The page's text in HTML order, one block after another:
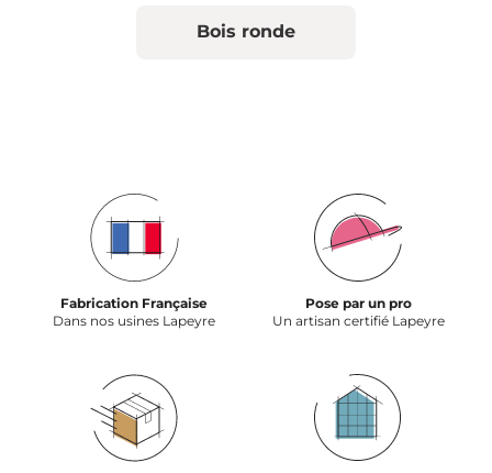
Bois ronde
Fabrication Française
Dans nos usines Lapeyre
Pose par un pro
Un artisan certifié Lapeyre